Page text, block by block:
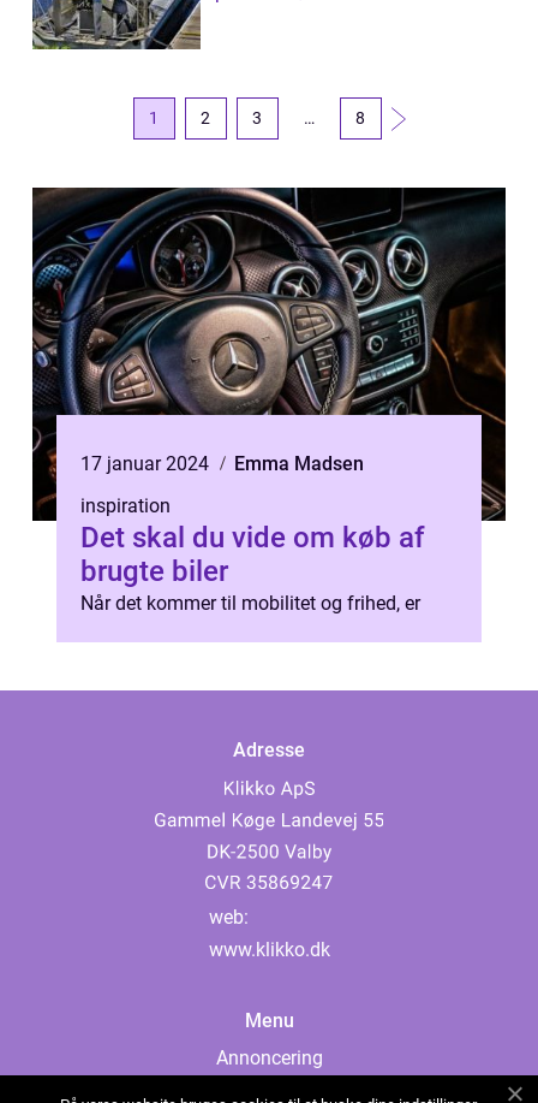
1 2 3 … 8
17 januar 2024
Emma Madsen
inspiration
Det skal du vide om køb af
brugte biler
Når det kommer til mobilitet og frihed, er
Adresse
web:
www.klikko.dk
Menu
Annoncering